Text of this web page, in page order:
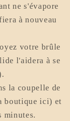
ne s'évapore
à nouveau
votre brûle
l'aidera à se
la coupelle de
boutique ici) et
minutes.